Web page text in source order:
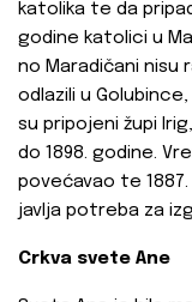
katolika te da
godine katolici u
no Maradičani nisu
odlazili u
su pripojeni župi
do 1898. godine.
povećavao te
javlja potreba za
Crkva svete Ane